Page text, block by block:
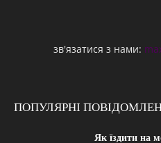
зв'язатися з нами:
ПОПУЛЯРНІ
Як їздити на